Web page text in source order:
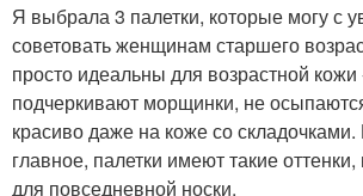
Я выбрала 3 палетки, которые могу с
советовать женщинам старшего
просто идеальны для возрастной кожи
подчеркивают морщинки, не
красиво даже на коже со
главное, палетки имеют такие
для повседневной носки.